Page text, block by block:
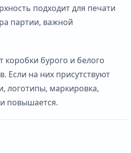
подходит для печати
партии, важной
бурого и белого
Если на них присутствуют
логотипы, маркировка,
повышается.